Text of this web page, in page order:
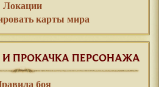
Локации
карты мира
И ПРОКАЧКА ПЕРСОНАЖА